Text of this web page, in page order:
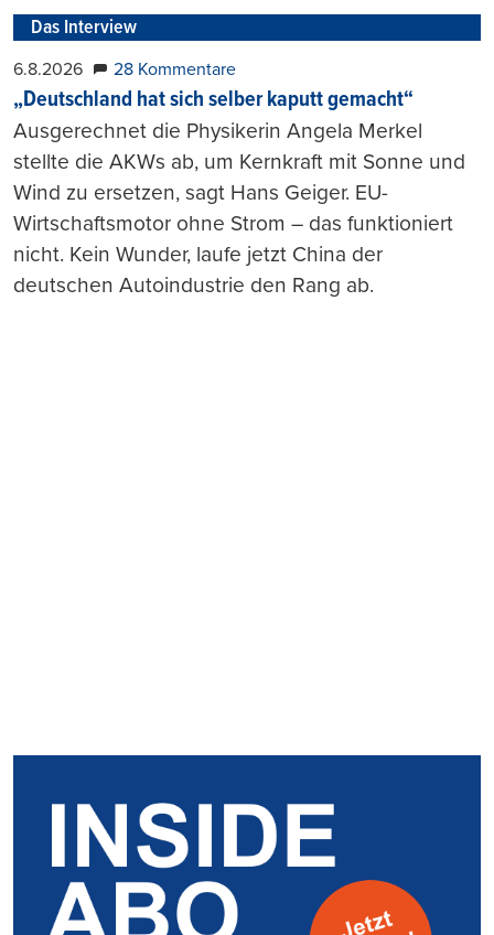
Das Interview
6.8.2026 28 Kommentare
„Deutschland hat sich selber kaputt gemacht“
Ausgerechnet die Physikerin Angela Merkel
stellte die AKWs ab, um Kernkraft mit Sonne und
Wind zu ersetzen, sagt Hans Geiger. EU-
Wirtschaftsmotor ohne Strom – das funktioniert
nicht. Kein Wunder, laufe jetzt China der
deutschen Autoindustrie den Rang ab.